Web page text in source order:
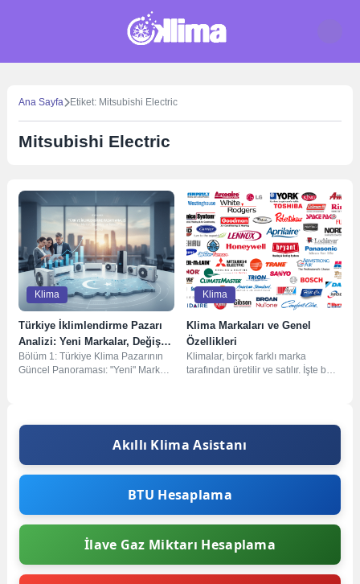
Ana Sayfa Etiket: Mitsubishi Electric
Mitsubishi Electric
Klima
Türkiye İklimlendirme Pazarı
Analizi: Yeni Markalar, Değişen
Dinamikler ve Tüketici Rehberi
Bölüm 1: Türkiye Klima Pazarının
Güncel Panoraması: "Yeni" Marka
Klima
Klima Markaları ve Genel
Özellikleri
Klimalar, birçok farklı marka
tarafından üretilir ve satılır. İşte bazı
Akıllı Klima Asistanı
BTU Hesaplama
İlave Gaz Miktarı Hesaplama